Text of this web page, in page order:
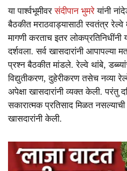
या पार्श्वभूमीवरसंदीपान भुमरे यांनी
बैठकीत मराठवाड्यासाठी स्वतंत्र
मागणी करताच इतर लोकप्रतिनिधींनी
दर्शवला. सर्व खासदारांनी आपापल्या
प्रश्न बैठकीत मांडले. रेल्वे थांबे,
विद्युतीकरण, दुहेरीकरण तसेच नव्या रेल्वे
अपेक्षा खासदारांनी व्यक्त केली. परंतु
सकारात्मक प्रतिसाद मिळत
खासदारांनी केली.